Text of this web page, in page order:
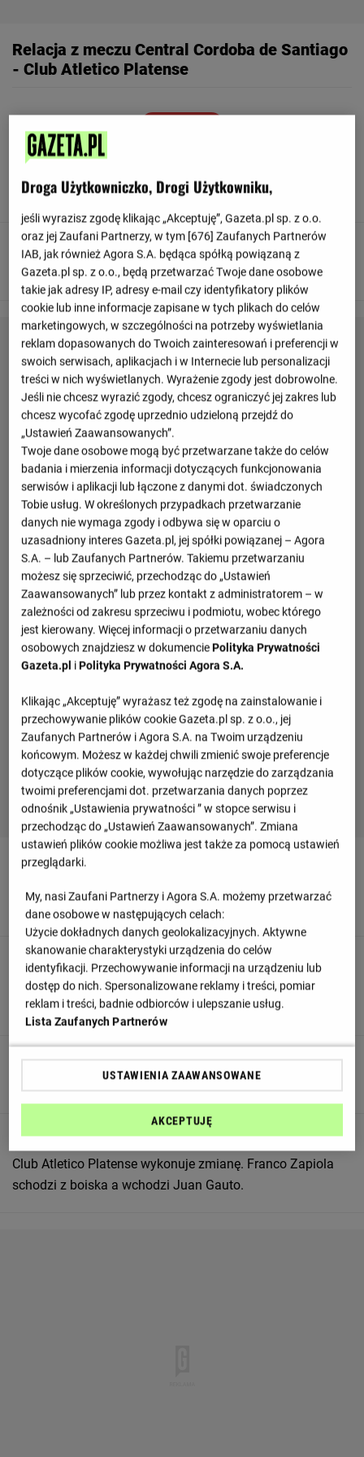
Relacja z meczu Central Cordoba de Santiago
- Club Atletico Platense
To już wszystko! Sędzia odgwizduje koniec meczu.
90+ 7'
Juan Gauto otrzymuje żółtą kartkę
90
Central Cordoba de Santiago wykonuje zmianę. Matias
Vera schodzi z boiska a wchodzi Marco Iacobellis.
90
Fernando Martinez schodzi z boiska i zastępuje go Jose
Gomez
87
85
Club Atletico Platense wykonuje zmianę. Franco Zapiola
schodzi z boiska a wchodzi Juan Gauto.
Droga Użytkowniczko, Drogi Użytkowniku,
jeśli wyrazisz zgodę klikając „Akceptuję”, Gazeta.pl sp. z o.o.
oraz jej Zaufani Partnerzy, w tym [676] Zaufanych Partnerów
IAB, jak również Agora S.A. będąca spółką powiązaną z
Gazeta.pl sp. z o.o., będą przetwarzać Twoje dane osobowe
takie jak adresy IP, adresy e-mail czy identyfikatory plików
cookie lub inne informacje zapisane w tych plikach do celów
marketingowych, w szczególności na potrzeby wyświetlania
reklam dopasowanych do Twoich zainteresowań i preferencji w
swoich serwisach, aplikacjach i w Internecie lub personalizacji
treści w nich wyświetlanych. Wyrażenie zgody jest dobrowolne.
Jeśli nie chcesz wyrazić zgody, chcesz ograniczyć jej zakres lub
chcesz wycofać zgodę uprzednio udzieloną przejdź do
„Ustawień Zaawansowanych”.
Twoje dane osobowe mogą być przetwarzane także do celów
badania i mierzenia informacji dotyczących funkcjonowania
serwisów i aplikacji lub łączone z danymi dot. świadczonych
Tobie usług. W określonych przypadkach przetwarzanie
danych nie wymaga zgody i odbywa się w oparciu o
uzasadniony interes Gazeta.pl, jej spółki powiązanej – Agora
S.A. – lub Zaufanych Partnerów. Takiemu przetwarzaniu
możesz się sprzeciwić, przechodząc do „Ustawień
Zaawansowanych” lub przez kontakt z administratorem – w
zależności od zakresu sprzeciwu i podmiotu, wobec którego
jest kierowany. Więcej informacji o przetwarzaniu danych
osobowych znajdziesz w dokumenciePolityka Prywatności
Gazeta.pl iPolityka Prywatności Agora S.A.
Klikając „Akceptuję” wyrażasz też zgodę na zainstalowanie i
przechowywanie plików cookie Gazeta.pl sp. z o.o., jej
Zaufanych Partnerów i Agora S.A. na Twoim urządzeniu
końcowym. Możesz w każdej chwili zmienić swoje preferencje
dotyczące plików cookie, wywołując narzędzie do zarządzania
twoimi preferencjami dot. przetwarzania danych poprzez
odnośnik „Ustawienia prywatności ” w stopce serwisu i
przechodząc do „Ustawień Zaawansowanych”. Zmiana
ustawień plików cookie możliwa jest także za pomocą ustawień
przeglądarki.
My, nasi Zaufani Partnerzy i Agora S.A. możemy przetwarzać
dane osobowe w następujących celach:
Użycie dokładnych danych geolokalizacyjnych. Aktywne
skanowanie charakterystyki urządzenia do celów
identyfikacji. Przechowywanie informacji na urządzeniu lub
dostęp do nich. Spersonalizowane reklamy i treści, pomiar
reklam i treści, badnie odbiorców i ulepszanie usług.
Lista Zaufanych Partnerów
USTAWIENIA ZAAWANSOWANE
AKCEPTUJĘ